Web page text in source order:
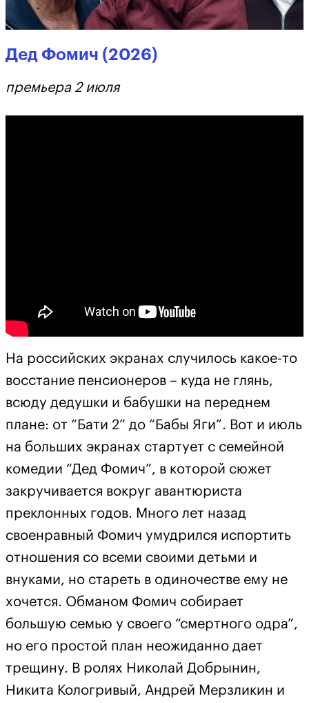
Дед Фомич (2026)
премьера 2 июля
На российских экранах случилось какое-то
восстание пенсионеров – куда не глянь,
всюду дедушки и бабушки на переднем
плане: от “Бати 2” до “Бабы Яги”. Вот и июль
на больших экранах стартует с семейной
комедии “Дед Фомич”, в которой сюжет
закручивается вокруг авантюриста
преклонных годов. Много лет назад
своенравный Фомич умудрился испортить
отношения со всеми своими детьми и
внуками, но стареть в одиночестве ему не
хочется. Обманом Фомич собирает
большую семью у своего “смертного одра”,
но его простой план неожиданно дает
трещину. В ролях Николай Добрынин,
Никита Кологривый, Андрей Мерзликин и